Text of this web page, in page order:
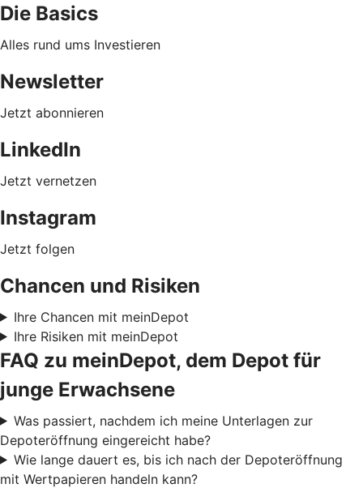
Die Basics
Alles rund ums Investieren
Newsletter
Jetzt abonnieren
LinkedIn
Jetzt vernetzen
Instagram
Jetzt folgen
Chancen und Risiken
Ihre Chancen mit meinDepot
Ihre Risiken mit meinDepot
FAQ zu meinDepot, dem Depot für
junge Erwachsene
Was passiert, nachdem ich meine Unterlagen zur
Depoteröffnung eingereicht habe?
Wie lange dauert es, bis ich nach der Depoteröffnung
mit Wertpapieren handeln kann?